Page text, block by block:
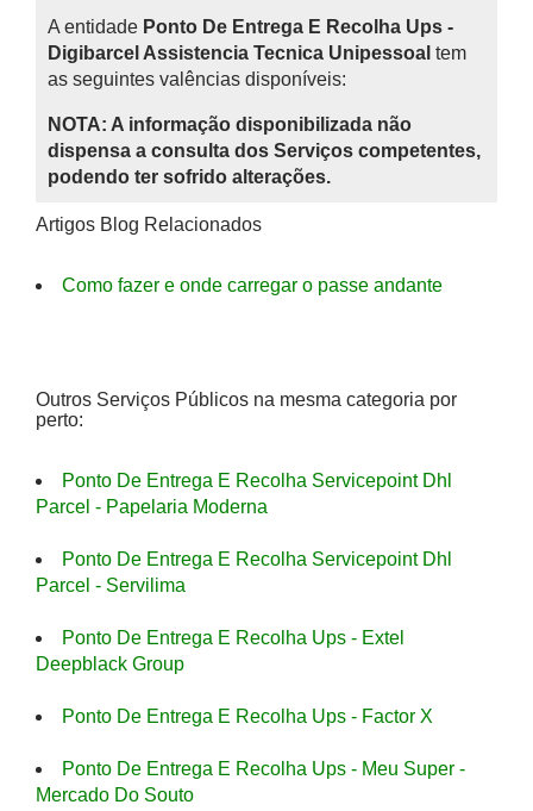
A entidade Ponto De Entrega E Recolha Ups -
Digibarcel Assistencia Tecnica Unipessoal tem
as seguintes valências disponíveis:
NOTA: A informação disponibilizada não
dispensa a consulta dos Serviços competentes,
podendo ter sofrido alterações.
Artigos Blog Relacionados
Como fazer e onde carregar o passe andante
Outros Serviços Públicos na mesma categoria por
perto:
Ponto De Entrega E Recolha Servicepoint Dhl
Parcel - Papelaria Moderna
Ponto De Entrega E Recolha Servicepoint Dhl
Parcel - Servilima
Ponto De Entrega E Recolha Ups - Extel
Deepblack Group
Ponto De Entrega E Recolha Ups - Factor X
Ponto De Entrega E Recolha Ups - Meu Super -
Mercado Do Souto